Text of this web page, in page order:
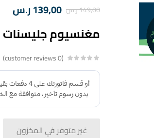
149,00ر.س 139,00ر.س
مغنسيوم جليسنات
0
غير متوفر في المخزون